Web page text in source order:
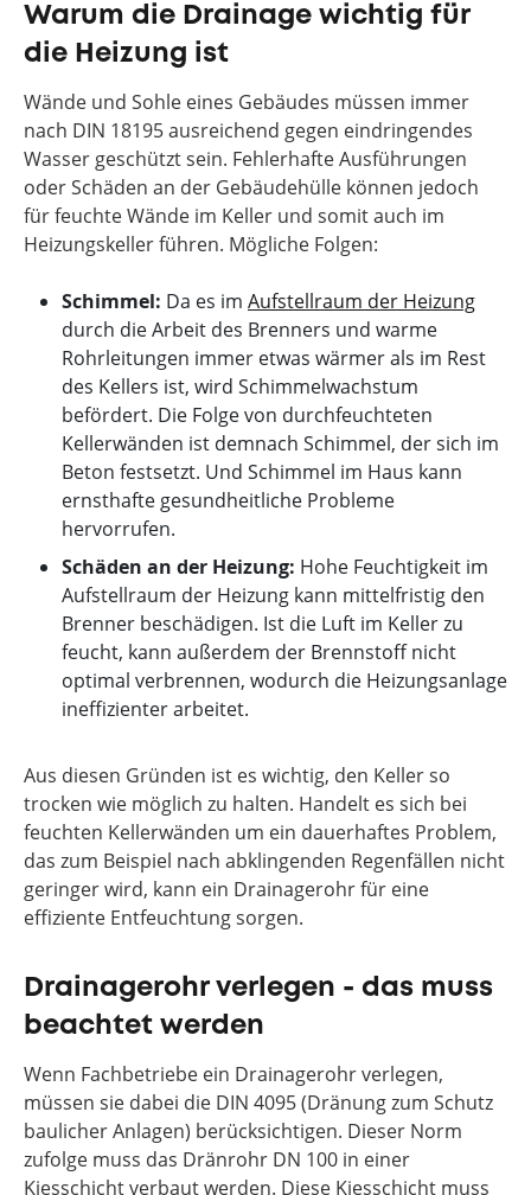
Warum die Drainage wichtig für
die Heizung ist
Wände und Sohle eines Gebäudes müssen immer
nach DIN 18195 ausreichend gegen eindringendes
Wasser geschützt sein. Fehlerhafte Ausführungen
oder Schäden an der Gebäudehülle können jedoch
für feuchte Wände im Keller und somit auch im
Heizungskeller führen. Mögliche Folgen:
Schimmel: Da es im Aufstellraum der Heizung
durch die Arbeit des Brenners und warme
Rohrleitungen immer etwas wärmer als im Rest
des Kellers ist, wird Schimmelwachstum
befördert. Die Folge von durchfeuchteten
Kellerwänden ist demnach Schimmel, der sich im
Beton festsetzt. Und Schimmel im Haus kann
ernsthafte gesundheitliche Probleme
hervorrufen.
Schäden an der Heizung: Hohe Feuchtigkeit im
Aufstellraum der Heizung kann mittelfristig den
Brenner beschädigen. Ist die Luft im Keller zu
feucht, kann außerdem der Brennstoff nicht
optimal verbrennen, wodurch die Heizungsanlage
ineffizienter arbeitet.
Aus diesen Gründen ist es wichtig, den Keller so
trocken wie möglich zu halten. Handelt es sich bei
feuchten Kellerwänden um ein dauerhaftes Problem,
das zum Beispiel nach abklingenden Regenfällen nicht
geringer wird, kann ein Drainagerohr für eine
effiziente Entfeuchtung sorgen.
Drainagerohr verlegen - das muss
beachtet werden
Wenn Fachbetriebe ein Drainagerohr verlegen,
müssen sie dabei die DIN 4095 (Dränung zum Schutz
baulicher Anlagen) berücksichtigen. Dieser Norm
zufolge muss das Dränrohr DN 100 in einer
Kiesschicht verbaut werden. Diese Kiesschicht muss